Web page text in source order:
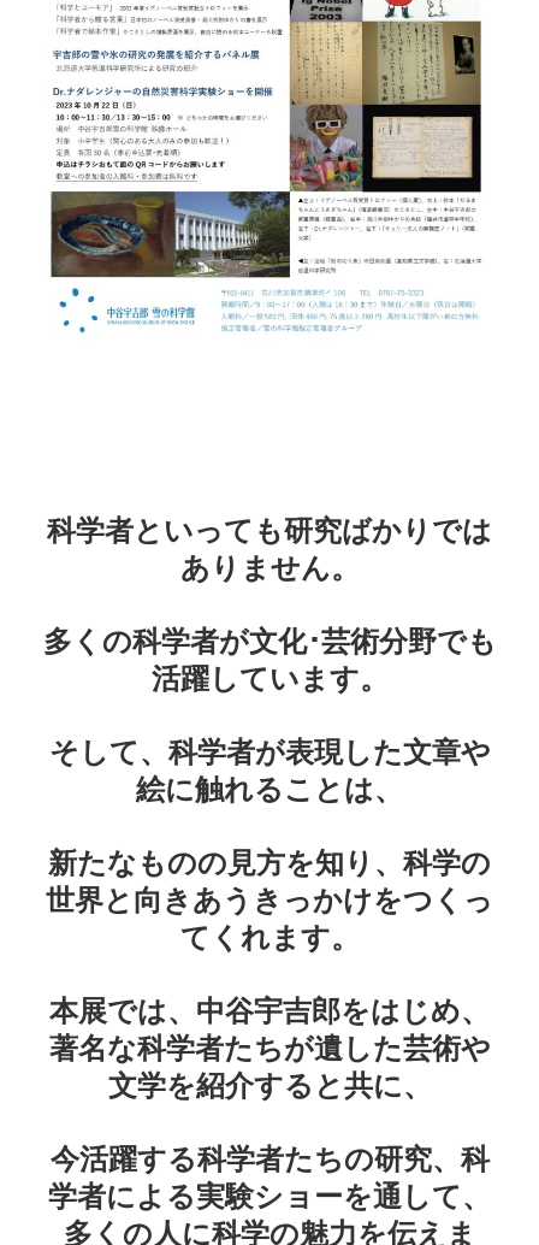
科学者といっても研究ばかりでは
ありません。
多くの科学者が文化･芸術分野でも
活躍しています。
そして、科学者が表現した文章や
絵に触れることは、
新たなものの見方を知り、科学の
世界と向きあうきっかけをつくっ
てくれます。
本展では、中谷宇吉郎をはじめ、
著名な科学者たちが遺した芸術や
文学を紹介すると共に、
今活躍する科学者たちの研究、科
学者による実験ショーを通して、
多くの人に科学の魅力を伝えま